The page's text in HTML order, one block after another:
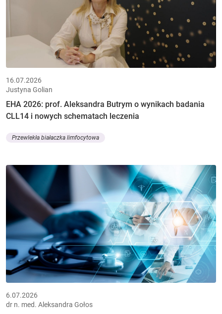
16.07.2026
Justyna Golian
EHA 2026: prof. Aleksandra Butrym o wynikach badania
CLL14 i nowych schematach leczenia
Przewlekła białaczka limfocytowa
6.07.2026
dr n. med. Aleksandra Gołos